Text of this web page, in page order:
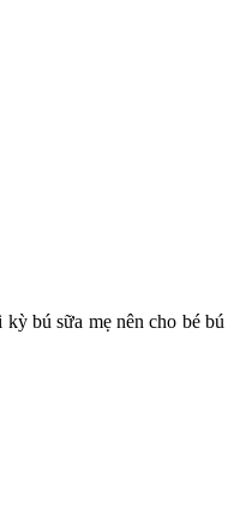
bú sữa mẹ nên cho bé bú